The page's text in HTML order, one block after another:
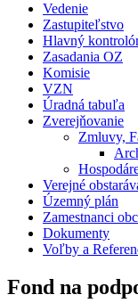
Vedenie
Zastupiteľstvo
Hlavný
Zasadania OZ
Komisie
VZN
Úradná tabuľa
Zverejňovanie
Zmluvy,
Verejné
Územný plán
Zamestnanci
Dokumenty
Voľby a
Fond na